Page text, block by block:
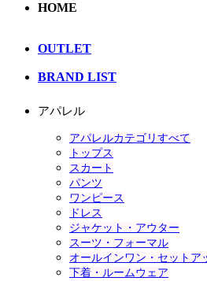
HOME
OUTLET
BRAND LIST
アパレル
アパレルカテゴリすべて
トップス
スカート
パンツ
ワンピース
ドレス
ジャケット・アウター
スーツ・フォーマル
オールインワン・セットア
下着・ルームウェア